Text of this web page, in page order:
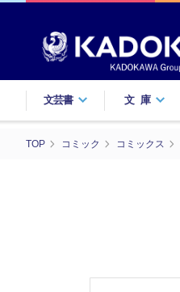
文芸書 文庫
TOP コミック コミックス